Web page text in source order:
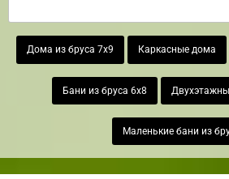
Дома из бруса 7х9 Каркасные дома
Бани из бруса 6х8
Маленькие бани из